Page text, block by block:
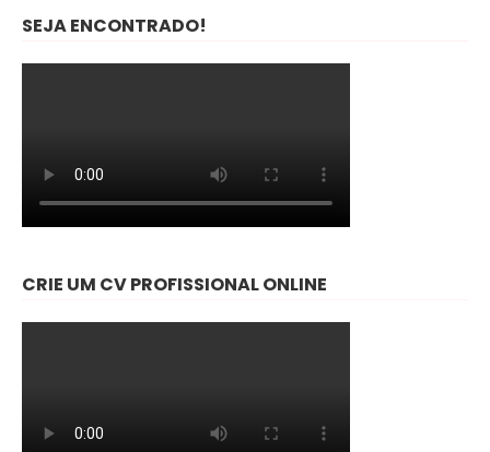
SEJA ENCONTRADO!
CRIE UM CV PROFISSIONAL ONLINE